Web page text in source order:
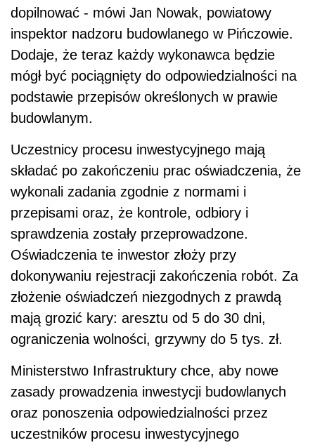
dopilnować - mówi Jan Nowak, powiatowy
inspektor nadzoru budowlanego w Pińczowie.
Dodaje, że teraz każdy wykonawca będzie
mógł być pociągnięty do odpowiedzialności na
podstawie przepisów określonych w prawie
budowlanym.
Uczestnicy procesu inwestycyjnego mają
składać po zakończeniu prac oświadczenia, że
wykonali zadania zgodnie z normami i
przepisami oraz, że kontrole, odbiory i
sprawdzenia zostały przeprowadzone.
Oświadczenia te inwestor złoży przy
dokonywaniu rejestracji zakończenia robót. Za
złożenie oświadczeń niezgodnych z prawdą
mają grozić kary: aresztu od 5 do 30 dni,
ograniczenia wolności, grzywny do 5 tys. zł.
Ministerstwo Infrastruktury chce, aby nowe
zasady prowadzenia inwestycji budowlanych
oraz ponoszenia odpowiedzialności przez
uczestników procesu inwestycyjnego